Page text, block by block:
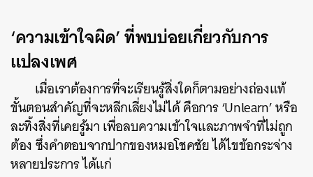
‘ความเข้าใจผิด’ ที่พบบ่อยเกี่ยวกับการ
แปลงเพศ
เมื่อเราต้องการที่จะเรียนรู้สิ่งใดก็ตามอย่างถ่องแท้
ขั้นตอนสำคัญที่จะหลีกเลี่ยงไม่ได้ คือการ ‘Unlearn’ หรือ
ละทิ้งสิ่งที่เคยรู้มา เพื่อลบความเข้าใจและภาพจำที่ไม่ถูก
ต้อง ซึ่งคำตอบจากปากของหมอโชคชัย ได้ไขข้อกระจ่าง
หลายประการ ได้แก่